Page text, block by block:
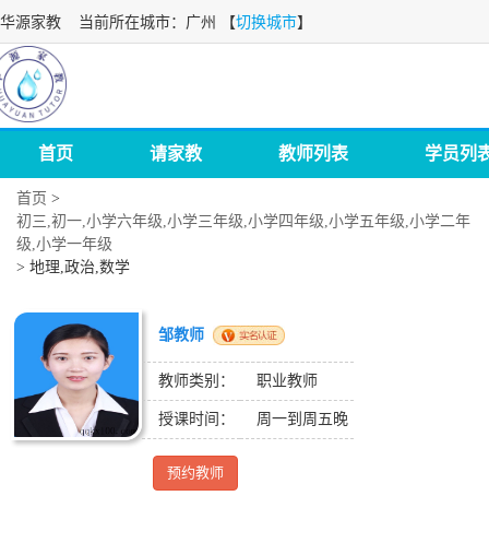
华源家教 当前所在城市：广州 【切换城市】
首页 请家教 教师列表 学员列
首页 >
初三,初一,小学六年级,小学三年级,小学四年级,小学五年级,小学二年
级,小学一年级
> 地理,政治,数学
邹教师
教师类别： 职业教师
授课时间： 周一到周五晚
预约教师